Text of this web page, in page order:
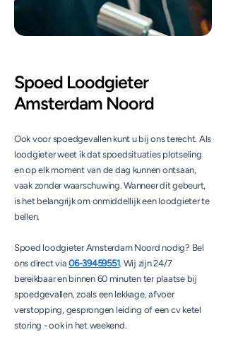
Spoed Loodgieter
Amsterdam Noord
Ook voor spoedgevallen kunt u bij ons terecht. Als
loodgieter weet ik dat spoedsituaties plotseling
en op elk moment van de dag kunnen ontsaan,
vaak zonder waarschuwing. Wanneer dit gebeurt,
is het belangrijk om onmiddellijk een loodgieter te
bellen.
Spoed loodgieter Amsterdam Noord nodig? Bel
ons direct via06-39459551. Wij zijn 24/7
bereikbaar en binnen 60 minuten ter plaatse bij
spoedgevallen, zoals een lekkage, afvoer
verstopping, gesprongen leiding of een cv ketel
storing - ook in het weekend.